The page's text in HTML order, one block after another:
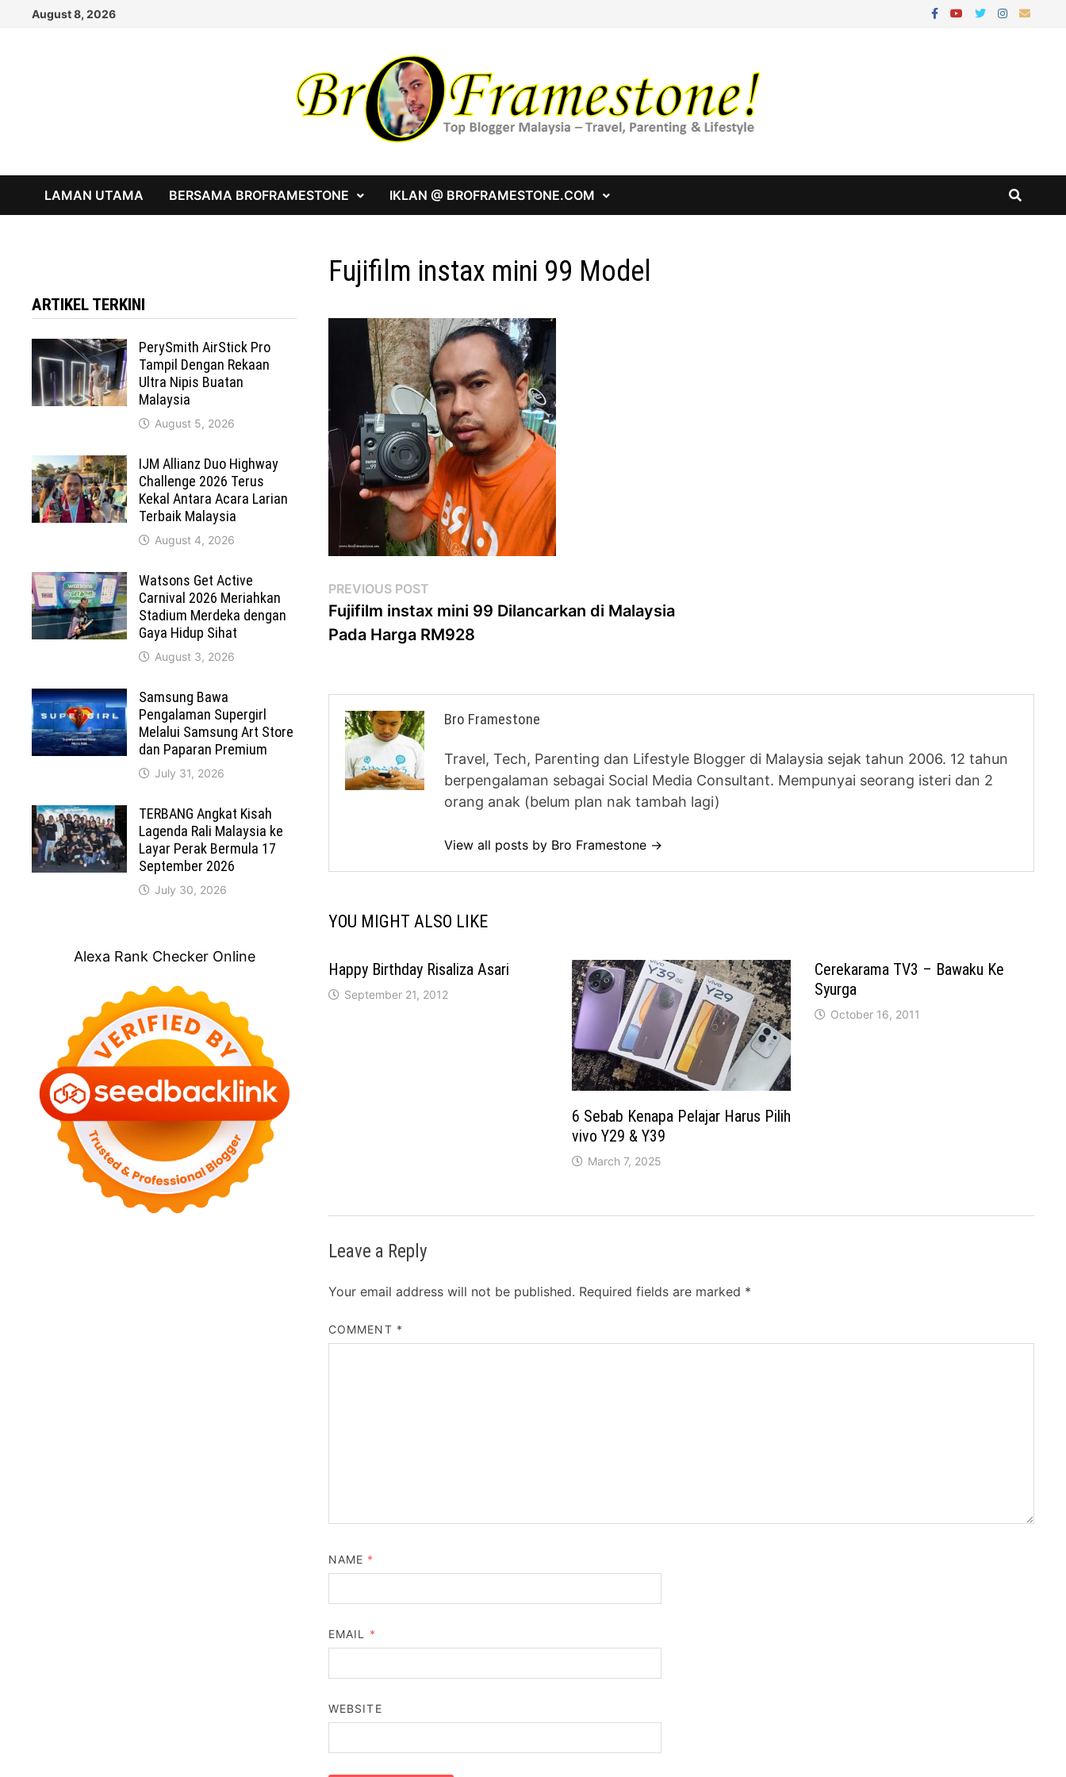
August 8, 2026
LAMAN UTAMA BERSAMA BROFRAMESTONE IKLAN @ BROFRAMESTONE.COM
Fujifilm instax mini 99 Model
Post
navigation
PREVIOUS POST
post:
Fujifilm instax mini 99 Dilancarkan di Malaysia
Pada Harga RM928
Bro Framestone
Travel, Tech, Parenting dan Lifestyle Blogger di Malaysia sejak tahun 2006. 12 tahun
berpengalaman sebagai Social Media Consultant. Mempunyai seorang isteri dan 2
orang anak (belum plan nak tambah lagi)
View all posts by Bro Framestone →
YOU MIGHT ALSO LIKE
Happy Birthday Risaliza Asari
September 21, 2012
6 Sebab Kenapa Pelajar Harus Pilih
vivo Y29 & Y39
March 7, 2025
Cerekarama TV3 – Bawaku Ke
Syurga
October 16, 2011
Leave a Reply
Your email address will not be published. Required fields are marked *
COMMENT *
NAME *
EMAIL *
WEBSITE
ARTIKEL TERKINI
PerySmith AirStick Pro
Tampil Dengan Rekaan
Ultra Nipis Buatan
Malaysia
August 5, 2026
IJM Allianz Duo Highway
Challenge 2026 Terus
Kekal Antara Acara Larian
Terbaik Malaysia
August 4, 2026
Watsons Get Active
Carnival 2026 Meriahkan
Stadium Merdeka dengan
Gaya Hidup Sihat
August 3, 2026
Samsung Bawa
Pengalaman Supergirl
Melalui Samsung Art Store
dan Paparan Premium
July 31, 2026
TERBANG Angkat Kisah
Lagenda Rali Malaysia ke
Layar Perak Bermula 17
September 2026
July 30, 2026
Alexa Rank Checker Online